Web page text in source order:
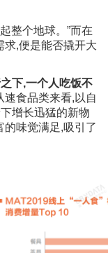
整个地球。”而在
求,便是能否撬开大
下,一个人吃饭不
速食品类来看,以自
增长迅猛的新物
味觉满足,吸引了